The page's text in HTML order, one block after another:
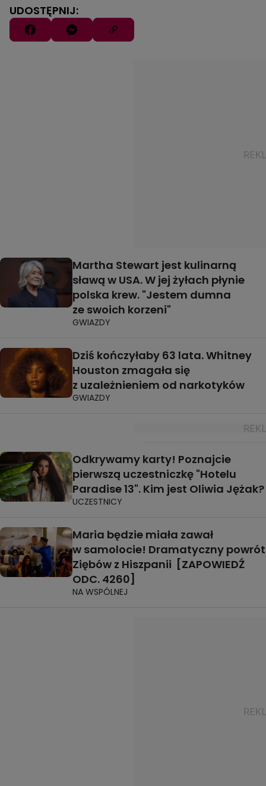
UDOSTĘPNIJ:
Martha Stewart jest kulinarną
sławą w USA. W jej żyłach płynie
polska krew. "Jestem dumna
ze swoich korzeni"
GWIAZDY
Dziś kończyłaby 63 lata. Whitney
Houston zmagała się
z uzależnieniem od narkotyków
GWIAZDY
Odkrywamy karty! Poznajcie
pierwszą uczestniczkę "Hotelu
Paradise 13". Kim jest Oliwia Jężak?
UCZESTNICY
Maria będzie miała zawał
w samolocie! Dramatyczny powrót
Ziębów z Hiszpanii [ZAPOWIEDŹ
ODC. 4260]
NA WSPÓLNEJ